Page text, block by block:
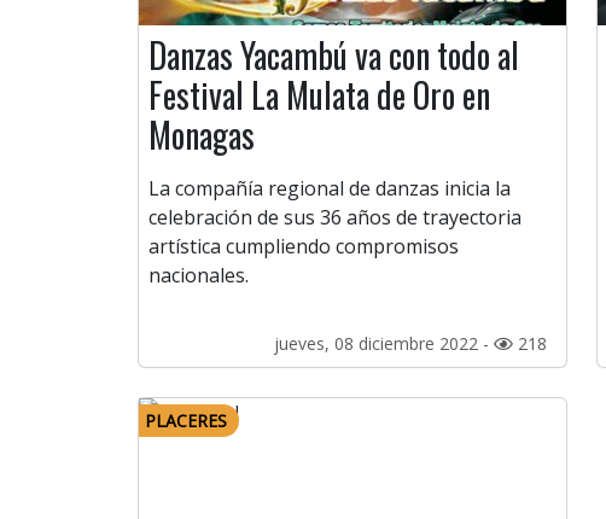
Danzas Yacambú va con todo al
Festival La Mulata de Oro en
Monagas
La compañía regional de danzas inicia la
celebración de sus 36 años de trayectoria
artística cumpliendo compromisos
nacionales.
jueves, 08 diciembre 2022 - 218
PLACERES